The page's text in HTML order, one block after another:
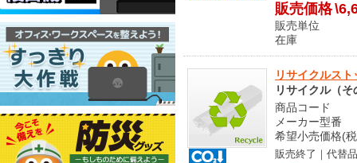
販売価格
販売単
在庫 メー
リサイクルス
リサイクル（そ
商品コード
メーカー型
希望小売価格(
販売終了｜代替